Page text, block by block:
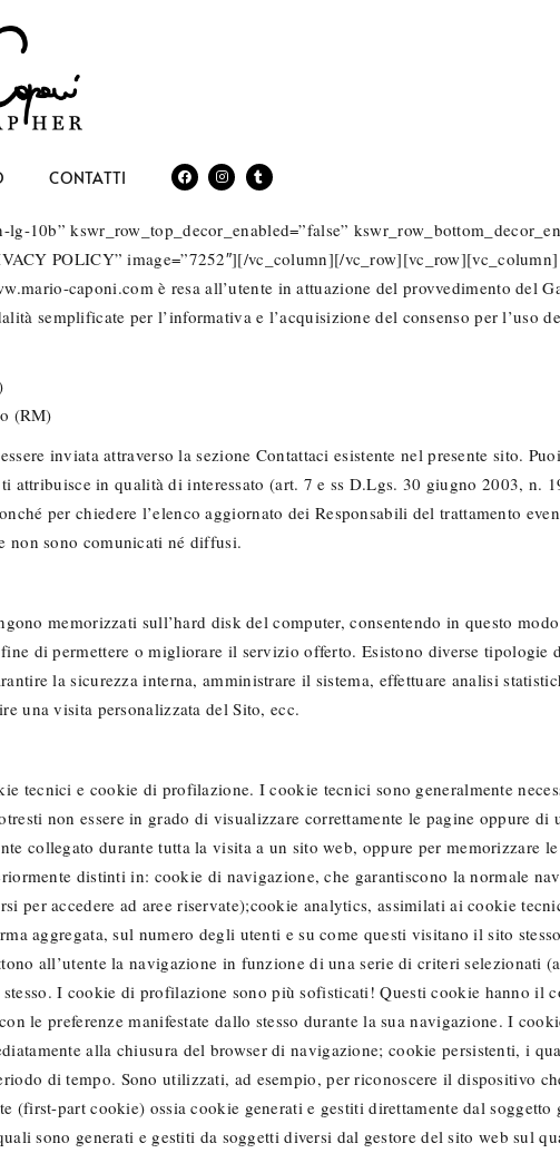
CONTATTI
10b” kswr_row_top_decor_enabled=”false”
POLICY” image=”7252″][/vc_column][/vc_row][vc_row][vc_column]
caponi.com è resa all’utente in attuazione del provvedimento del
semplificate per l’informativa e l’acquisizione del consenso per l’uso
(RM)
inviata attraverso la sezione Contattaci esistente nel presente sito.
in qualità di interessato (art. 7 e ss D.Lgs. 30 giugno 2003, n.
per chiedere l’elenco aggiornato dei Responsabili del trattamento
non sono comunicati né diffusi.
memorizzati sull’hard disk del computer, consentendo in questo
di permettere o migliorare il servizio offerto. Esistono diverse tipologie
la sicurezza interna, amministrare il sistema, effettuare analisi
una visita personalizzata del Sito, ecc.
tecnici e cookie di profilazione. I cookie tecnici sono generalmente
non essere in grado di visualizzare correttamente le pagine oppure di
collegato durante tutta la visita a un sito web, oppure per memorizzare
distinti in: cookie di navigazione, che garantiscono la normale
per accedere ad aree riservate);cookie analytics, assimilati ai cookie
aggregata, sul numero degli utenti e su come questi visitano il sito
all’utente la navigazione in funzione di una serie di criteri selezionati
I cookie di profilazione sono più sofisticati! Questi cookie hanno il
le preferenze manifestate dallo stesso durante la sua navigazione. I
alla chiusura del browser di navigazione; cookie persistenti, i
di tempo. Sono utilizzati, ad esempio, per riconoscere il dispositivo
part cookie) ossia cookie generati e gestiti direttamente dal soggetto
sono generati e gestiti da soggetti diversi dal gestore del sito web sul